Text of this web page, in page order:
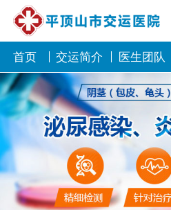
首页 交运简介 医生团队